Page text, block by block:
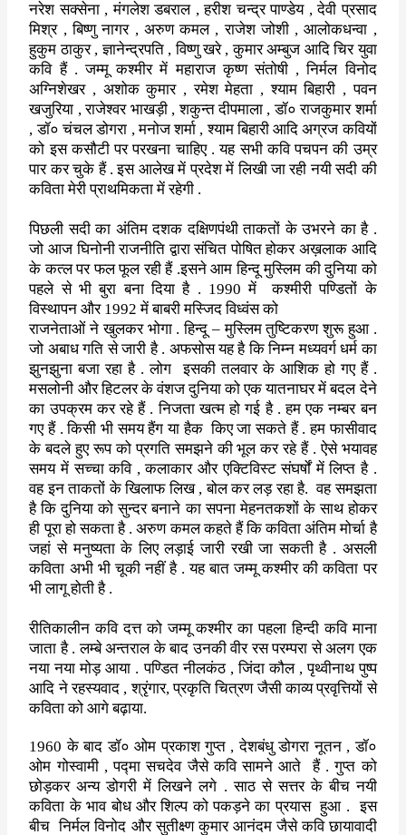
नरेश सक्सेना ,मंगलेश डबराल ,हरीश चन्द्र पाण्डेय ,देवी प्रसाद
मिश्र ,बिष्णु नागर , अरुण कमल ,राजेश जोशी ,आलोकधन्वा ,
हुकुम ठाकुर ,ज्ञानेन्द्रपति ,विष्णु खरे ,कुमार अम्बुज आदि चिर युवा
कवि हैं . जम्मू कश्मीर में महाराज कृष्ण संतोषी ,निर्मल विनोद
अग्निशेखर , अशोक कुमार ,रमेश मेहता ,श्याम बिहारी ,पवन
खजुरिया ,राजेश्वर भाखड़ी ,शकुन्त दीपमाला ,डॉ० राजकुमार शर्मा
,डॉ० चंचल डोगरा ,मनोज शर्मा ,श्याम बिहारी आदि अग्रज कवियों
को इस कसौटी पर परखना चाहिए . यह सभी कवि पचपन की उम्र
पार कर चुके हैं . इस आलेख में प्रदेश में लिखी जा रही नयी सदी की
कविता मेरी प्राथमिकता में रहेगी .
पिछली सदी का अंतिम दशक दक्षिणपंथी ताकतों के उभरने का है .
जो आज घिनोनी राजनीति द्वारा संचित पोषित होकर अख़लाक आदि
के कत्ल पर फल फूल रही हैं .इसने आम हिन्दू मुस्लिम की दुनिया को
पहले से भी बुरा बना दिया है . 1990में
कश्मीरी पण्डितों के
विस्थापन और 1992में बाबरी मस्जिद विध्वंस को
राजनेताओं ने खुलकर भोगा . हिन्दू – मुस्लिम तुष्टिकरण शुरू हुआ .
जो अबाध गति से जारी है . अफसोस यह है कि निम्न मध्यवर्ग धर्म का
झुनझुनाबजा रहा है . लोग
इसकी तलवार के आशिक हो गए हैं .
मसलोनी और हिटलर केवंशज दुनिया को एक यातनाघर में बदल देने
का उपक्रम कर रहे हैं . निजताखत्म हो गई है . हम एक नम्बर बन
गए हैं . किसी भी समय हैंग या हैक किएजा सकते हैं . हम फासीवाद
के बदले हुए रूप को प्रगति समझने की भूल कर रहेहैं . ऐसे भयावह
समय में सच्चा कवि ,कलाकार और एक्टिविस्ट संघर्षों मेंलिप्त है .
वह इन ताकतों के खिलाफ लिख ,बोल कर लड़ रहा है. वह समझता
हैकि दुनिया को सुन्दर बनाने का सपना मेहनतकशों के साथ होकर
ही पूरा होसकता है . अरुण कमल कहते हैं कि कविता अंतिम मोर्चा है
जहां से मनुष्यताके लिए लड़ाई जारी रखी जा सकती है . असली
कविता अभी भी चूकी नहीं है . यहबात जम्मू कश्मीर की कविता पर
भी लागू होती है .
रीतिकालीन कवि दत्त को जम्मू कश्मीर का पहला हिन्दी कवि माना
जाता है . लम्बे अन्तराल के बाद उनकी वीर रस परम्परा से अलग एक
नया नया मोड़ आया .पण्डित नीलकंठ ,जिंदा कौल ,पृथ्वीनाथ पुष्प
आदि ने रहस्यवाद ,श्रृंगार,प्रकृति चित्रण जैसी काव्य प्रवृत्तियों से
कविता को आगे बढ़ाया.
1960के बाद डॉ० ओम प्रकाश गुप्त ,देशबंधु डोगरा नूतन ,डॉ०
ओम गोस्वामी ,पद्मा सचदेव जैसे कवि सामने आते
हैं . गुप्त को
छोड़कर अन्य डोगरी मेंलिखने लगे . साठ से सत्तर के बीच नयी
कविता के भाव बोध और शिल्प को पकड़नेका प्रयास हुआ .
इस
बीच निर्मल विनोद और सुतीक्ष्ण कुमार आनंदम जैसेकवि छायावादी